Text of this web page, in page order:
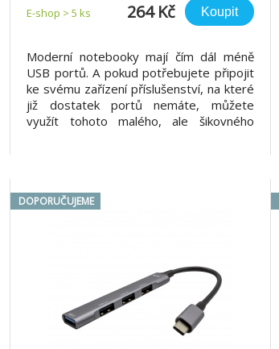
E-shop > 5 ks 264 Kč Koupit
Moderní notebooky mají čím dál méně
USB portů. A pokud potřebujete připojit
ke svému zařízení příslušenství, na které
již dostatek portů nemáte, můžete
využít tohoto malého, ale šikovného
DOPORUČUJEME